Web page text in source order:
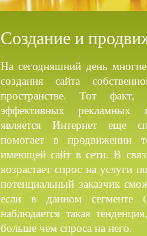
Создание и
На сегодняшний день
создания сайта
пространстве. Тот
эффективных рекламных
является Интернет еще
помогает в продвижении
имеющей сайт в сети. В
возрастает спрос на услуги
потенциальный заказчик
если в данном сегменте
наблюдается такая
больше чем спроса на него.